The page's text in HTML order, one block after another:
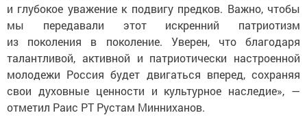
и глубокое уважение к подвигу предков. Важно, чтобы
мы передавали этот искренний патриотизм
из поколения в поколение. Уверен, что благодаря
талантливой, активной и патриотически настроенной
молодежи Россия будет двигаться вперед, сохраняя
свои духовные ценности и культурное наследие», —
отметил Раис РТ Рустам Минниханов.